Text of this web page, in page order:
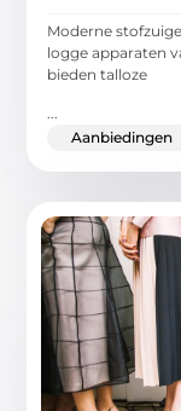
Moderne
logge apparaten
bieden talloze
...
Aanbiedingen